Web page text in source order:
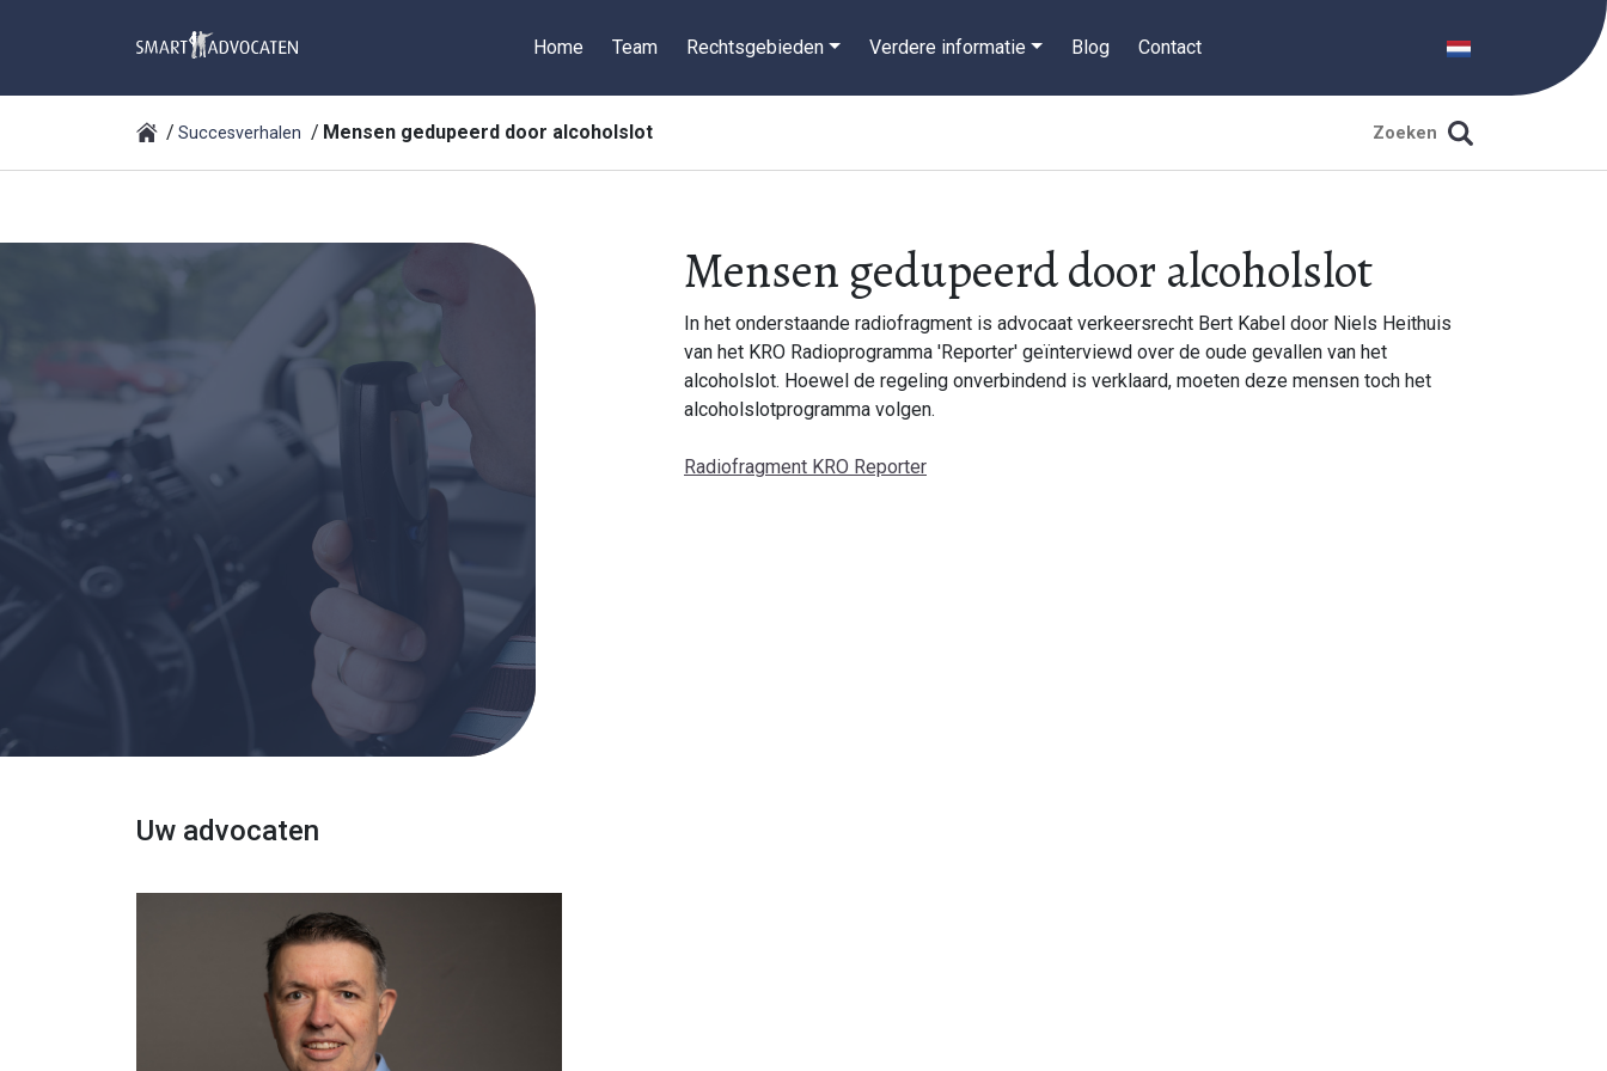
Home Team Rechtsgebieden Verdere informatie Blog Contact
Succesverhalen Mensen gedupeerd door alcoholslot
Mensen gedupeerd door alcoholslot
In het onderstaande radiofragment is advocaat verkeersrecht Bert Kabel door Niels Heithuis
van het KRO Radioprogramma 'Reporter' geïnterviewd over de oude gevallen van het
alcoholslot. Hoewel de regeling onverbindend is verklaard, moeten deze mensen toch het
alcoholslotprogramma volgen.
Radiofragment KRO Reporter
Uw advocaten